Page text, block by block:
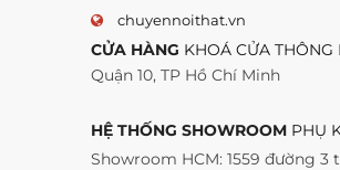
chuyennoithat.vn
CỬA HÀNG KHOÁ CỬA THÔNG
Quận 10, TP Hồ Chí Minh
HỆ THỐNG SHOWROOM PHỤ
Showroom HCM: 1559 đường 3